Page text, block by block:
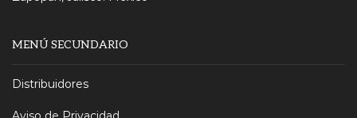
MENÚ SECUNDARIO
Distribuidores